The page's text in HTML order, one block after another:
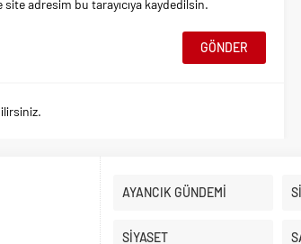
adresim bu tarayıcıya kaydedilsin.
AYANCIK GÜNDEMİ
SİYASET